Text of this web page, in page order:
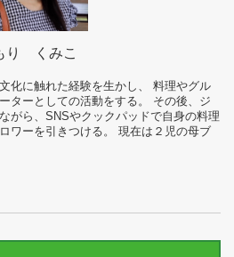
り くみこ
化に触れた経験を生かし、 料理やグル
ターとしての活動をする。 その後、ジ
がら、SNSやクックパッドで自身の料理
ワーを引きつける。 現在は２児の母ブ